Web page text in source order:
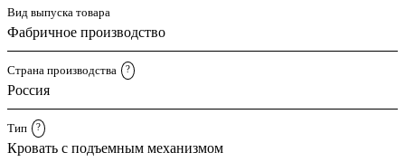
Вид выпуска товара
Фабричное производство
Страна производства ?
Россия
Тип ?
Кровать с подъемным механизмом